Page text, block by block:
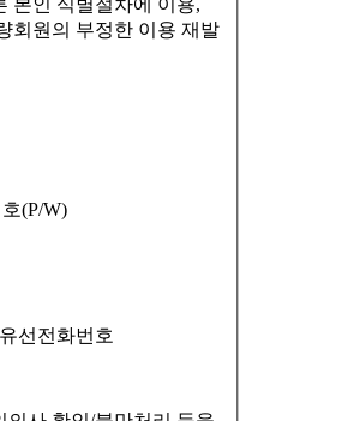
본인 식별절차에 이용,
회원의 부정한 이용 재발
(P/W)
선전화번호